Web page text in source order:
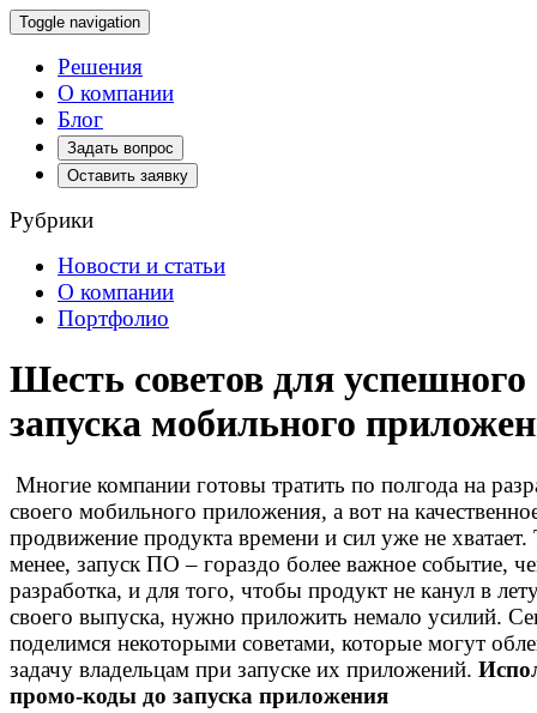
Toggle navigation
Решения
О компании
Блог
Задать вопрос
Оставить заявку
Рубрики
Новости и статьи
О компании
Портфолио
Шесть советов для успешного
запуска мобильного
Многие компании готовы тратить по полгода на
своего мобильного приложения, а вот на
продвижение продукта времени и сил уже не хватает.
менее, запуск ПО – гораздо более важное событие,
разработка, и для того, чтобы продукт не канул в
своего выпуска, нужно приложить немало усилий.
поделимся некоторыми советами, которые могут
задачу владельцам при запуске их приложений.
промо-коды до запуска приложения